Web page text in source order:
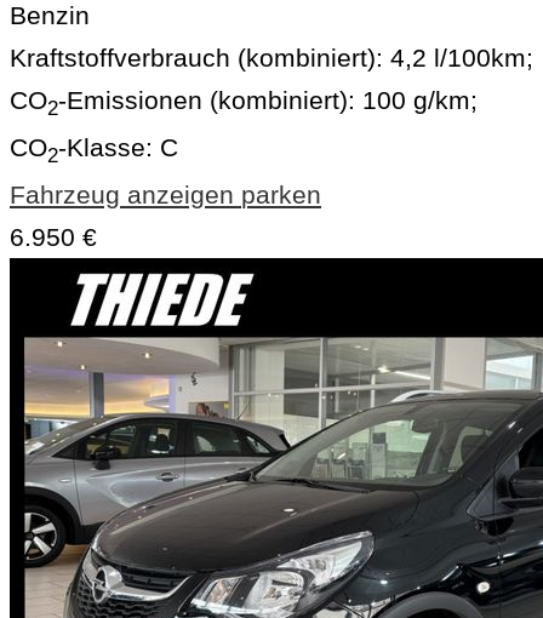
Benzin
Kraftstoffverbrauch (kombiniert): 4,2 l/100km;
CO2-Emissionen (kombiniert): 100 g/km;
CO2-Klasse: C
Fahrzeug anzeigen parken
6.950 €